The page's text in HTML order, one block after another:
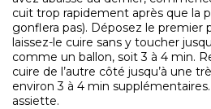
cuit trop rapidement après que la
gonflera pas). Déposez le premier
laissez-le cuire sans y toucher
comme un ballon, soit 3 à 4 min.
cuire de l’autre côté jusqu’à une
environ 3 à 4 min
assiette.